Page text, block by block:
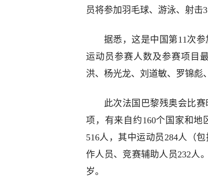
员将参加羽毛球、游泳、射击3
据悉，这是中国第11次
运动员参赛人数及参赛项目
洪、杨光龙、刘道敏、罗锦彪
此次法国巴黎残奥会比
项，有来自约160个国家和地
516人，其中运动员284人（
作人员、竞赛辅助人员232人
岁。